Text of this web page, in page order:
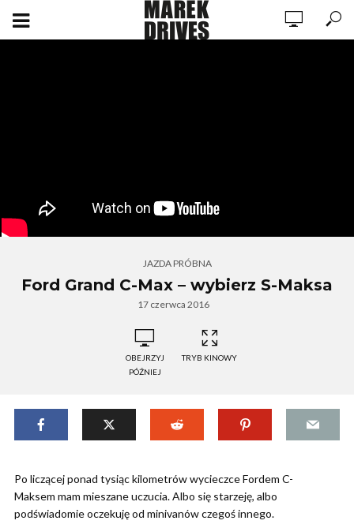
JAZDA PRÓBNA
Ford Grand C-Max – wybierz S-Maksa
17 czerwca 2016
OBEJRZYJ
PÓŹNIEJ
TRYB KINOWY
Po liczącej ponad tysiąc kilometrów wycieczce Fordem C-
Maksem mam mieszane uczucia. Albo się starzeję, albo
podświadomie oczekuję od minivanów czegoś innego.